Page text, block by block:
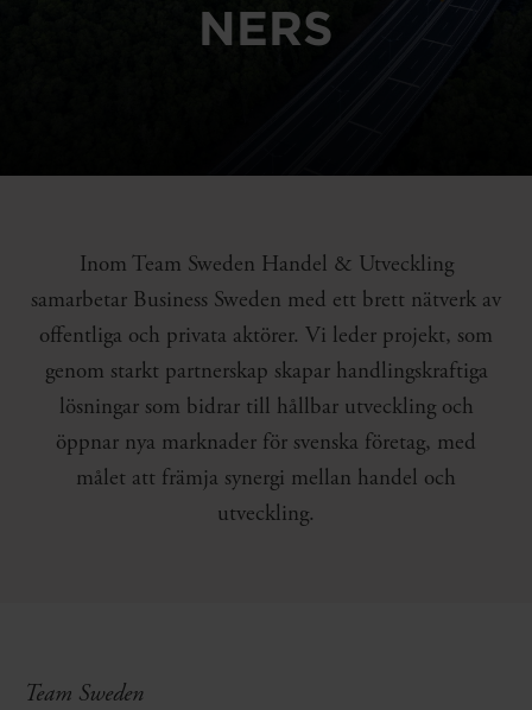
NERS
Inom Team Sweden Handel & Utveckling
samarbetar Business Sweden med ett brett nätverk av
offentliga och privata aktörer. Vi leder projekt, som
genom starkt partnerskap skapar handlingskraftiga
lösningar som bidrar till hållbar utveckling och
öppnar nya marknader för svenska företag, med
målet att främja synergi mellan handel och
utveckling.
Team Sweden